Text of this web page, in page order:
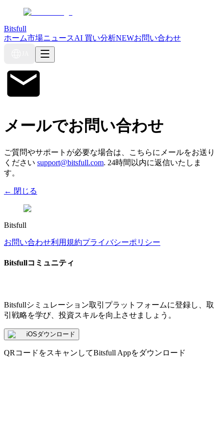
Bitsfull
ホーム市場ニュースAI 買い分析NEWお問い合わせ
メールでお問い合わせ
ご質問やサポートが必要な場合は、こちらにメールをお送り
ください support@bitsfull.com. 24時間以内に返信いたしま
す。
← 閉じる
Bitsfull
お問い合わせ利用規約プライバシーポリシー
Bitsfullコミュニティ
Bitsfullシミュレーション取引プラットフォームに登録し、取
引戦略を学び、投資スキルを向上させましょう。
iOSダウンロード
QRコードをスキャンしてBitsfull Appをダウンロード